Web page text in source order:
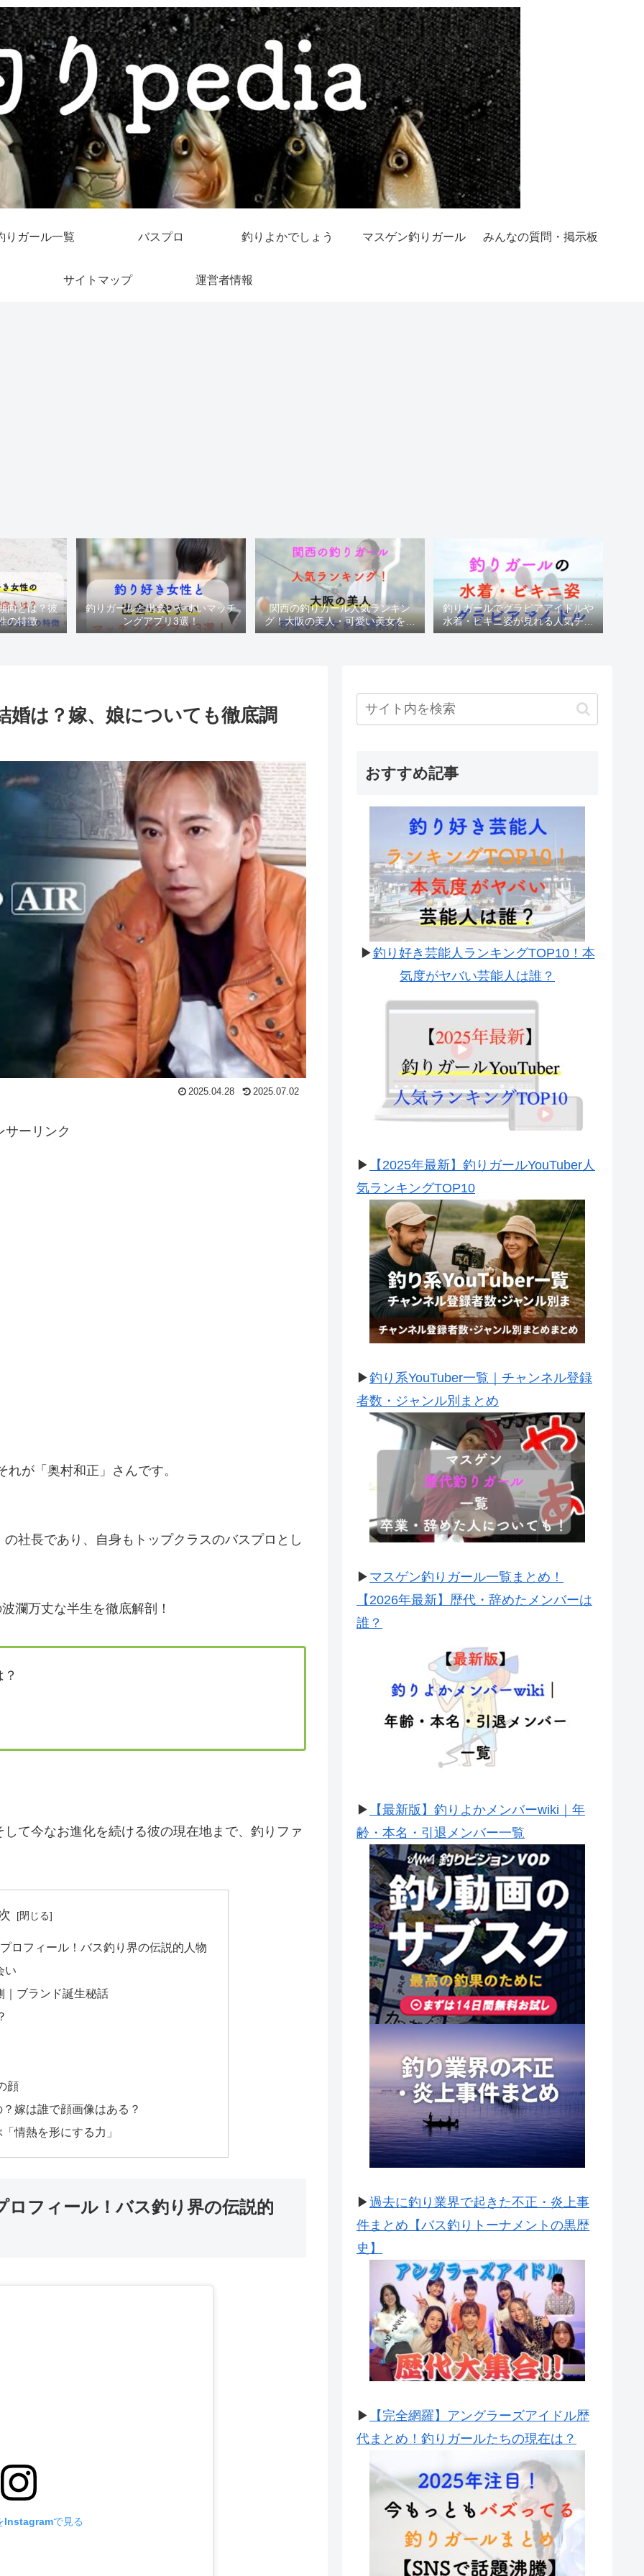
りガール一覧 バスプロ 釣りよかでしょう マスゲン釣りガール みんなの質問・掲示板
サイトマップ 運営者情報
向とは？彼
の特徴
釣りガールと出会いやすいマッチ
ングアプリ3選！
関西の釣りガール人気ランキン
グ！大阪の美人・可愛い美女を厳
選紹介
釣りガールでグラビアアイドルや
水着・ビキニ姿が見れる人気チャ
ンネル
は？嫁、娘についても徹底調
2025.04.28 2025.07.02
サーリンク
が「奥村和正」さんです。
社長であり、自身もトップクラスのバスプロとし
瀾万丈な半生を徹底解剖！
て今なお進化を続ける彼の現在地まで、釣りファ
ロフィール！バス釣り界の伝説的人物
い
｜ブランド誕生秘話
顔
嫁は誰で顔画像はある？
情熱を形にする力」
フィール！バス釣り界の伝説的
Instagramで見る
おすすめ記事
▶釣り好き芸能人ランキングTOP10！本
気度がヤバい芸能人は誰？
▶
【2025年最新】釣りガールYouTuber人
気ランキングTOP10
▶釣り系YouTuber一覧｜チャンネル登録
者数・ジャンル別まとめ
▶ マスゲン釣りガール一覧まとめ！
【2026年最新】歴代・辞めたメンバーは
誰？
▶
【最新版】釣りよかメンバーwiki｜年
齢・本名・引退メンバー一覧
▶過去に釣り業界で起きた不正・炎上事
件まとめ【バス釣りトーナメントの黒歴
史】
▶
【完全網羅】アングラーズアイドル歴
代まとめ！釣りガールたちの現在は？